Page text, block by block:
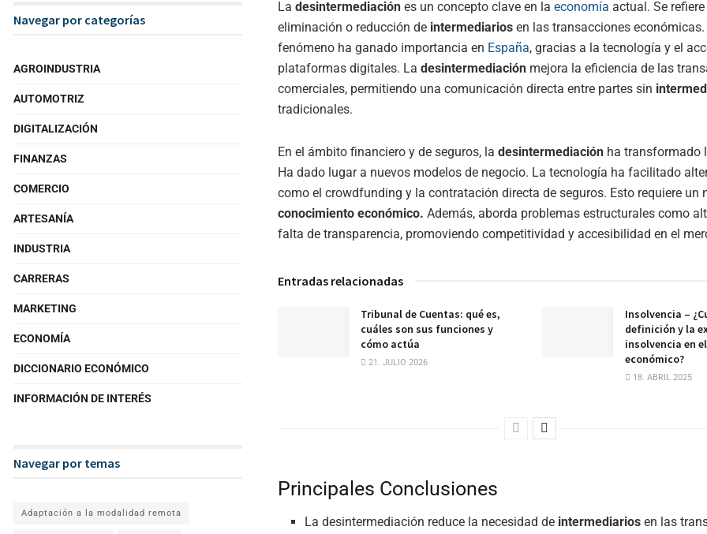
La desintermediación es un concepto clave en la economía actual. Se
eliminación o reducción de intermediarios en las transacciones económicas.
fenómeno ha ganado importancia en España, gracias a la tecnología y el
plataformas digitales. La desintermediación mejora la eficiencia de las
comerciales, permitiendo una comunicación directa entre partes sin
tradicionales.
En el ámbito financiero y de seguros, la desintermediación ha transformado
Ha dado lugar a nuevos modelos de negocio. La tecnología ha facilitado
como el crowdfunding y la contratación directa de seguros. Esto requiere un
conocimiento económico. Además, aborda problemas estructurales como
falta de transparencia, promoviendo competitividad y accesibilidad en el
Entradas relacionadas
Tribunal de Cuentas: qué es,
cuáles son sus funciones y
cómo actúa
21. JULIO 2026
Insolvencia –
definición y la
insolvencia en
económico?
18. ABRIL 2025
Principales Conclusiones
La desintermediación reduce la necesidad de intermediarios en las
Navegar por categorías
AGROINDUSTRIA
AUTOMOTRIZ
DIGITALIZACIÓN
FINANZAS
COMERCIO
ARTESANÍA
INDUSTRIA
CARRERAS
MARKETING
ECONOMÍA
DICCIONARIO ECONÓMICO
INFORMACIÓN DE INTERÉS
Navegar por temas
Adaptación a la modalidad remota